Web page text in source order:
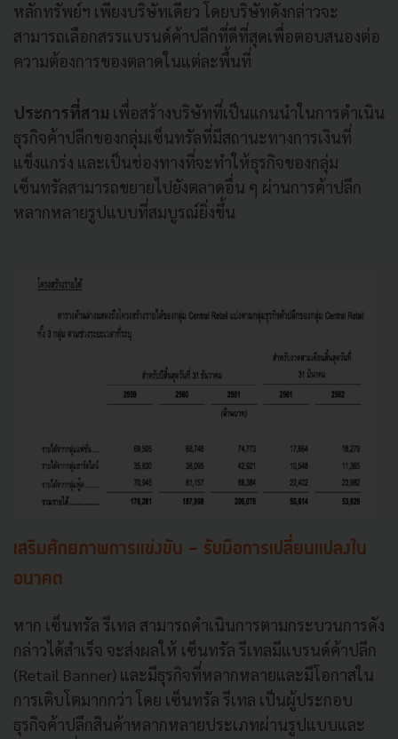
หลักทรัพย์ฯ เพียงบริษัทเดียว โดยบริษัทดังกล่าวจะ
สามารถเลือกสรรแบรนด์ค้าปลีกที่ดีที่สุดเพื่อตอบสนองต่อ
ความต้องการของตลาดในแต่ละพื้นที่
ประการที่สาม เพื่อสร้างบริษัทที่เป็นแกนนําในการดําเนิน
ธุรกิจค้าปลีกของกลุ่มเซ็นทรัลที่มีสถานะทางการเงินที่
แข็งแกร่ง และเป็นช่องทางที่จะทําให้ธุรกิจของกลุ่ม
เซ็นทรัลสามารถขยายไปยังตลาดอื่น ๆ ผ่านการค้าปลีก
หลากหลายรูปแบบที่สมบูรณ์ยิ่งขึ้น
เสริมศักยภาพการแข่งขัน - รับมือการเปลี่ยนแปลงใน
อนาคต
หาก เซ็นทรัล รีเทล สามารถดำเนินการตามกระบวนการดัง
กล่าวได้สำเร็จ จะส่งผลให้ เซ็นทรัล รีเทลมีแบรนด์ค้าปลีก
(Retail Banner) และมีธุรกิจที่หลากหลายและมีโอกาสใน
การเติบโตมากกว่า โดย เซ็นทรัล รีเทล เป็นผู้ประกอบ
ธุรกิจค้าปลีกสินค้าหลากหลายประเภทผ่านรูปแบบและ